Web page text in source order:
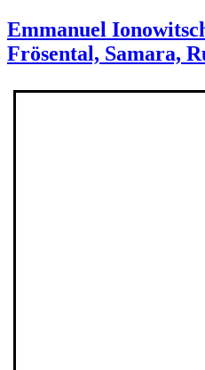
Emmanuel
Frösental, Samara,